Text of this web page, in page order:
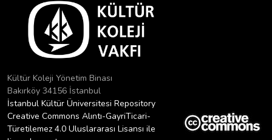
Kültür Koleji Yönetim Binası
Bakırköy 34156 İstanbul
İstanbul Kültür Üniversitesi Repository
Creative Commons Alıntı-GayriTicari-
Türetilemez 4.0 Uluslararası Lisansı ile